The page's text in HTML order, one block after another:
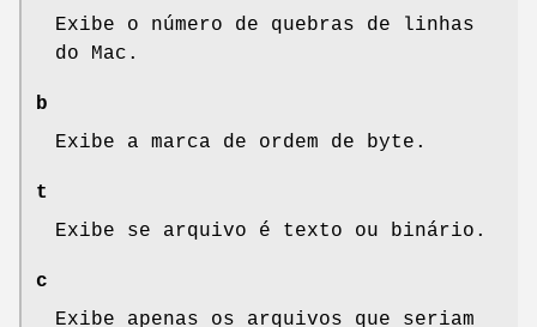
Exibe o número de quebras de linhas
do Mac.
b
Exibe a marca de ordem de byte.
t
Exibe se arquivo é texto ou binário.
c
Exibe apenas os arquivos que seriam